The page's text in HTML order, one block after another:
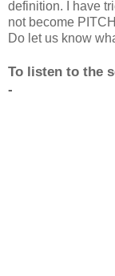
definition. I have
not become
Do let us know
To listen to the
-